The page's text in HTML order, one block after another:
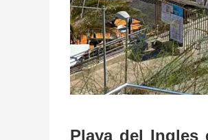
Playa del Ingles